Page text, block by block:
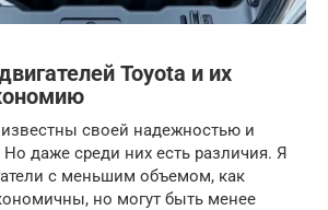
Toyota и их
своей надежностью и
даже среди них есть различия. Я
с меньшим объемом, как
но могут быть менее